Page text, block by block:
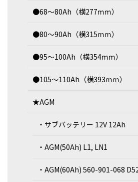
●68～80Ah（横277ｍｍ）
●80～90Ah（横315ｍｍ）
●95～100Ah（横354ｍｍ）
●105～110Ah（横393ｍｍ）
★AGM
・サブバッテリー 12V 12Ah
・AGM(50Ah) L1, LN1
・AGM(60Ah) 560-901-068